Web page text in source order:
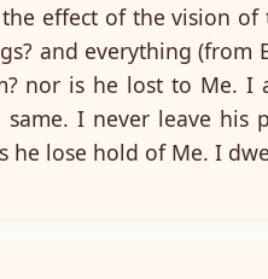
effect of the vision
and everything
nor is he lost to Me. I
I never leave his
he lose hold of Me. I